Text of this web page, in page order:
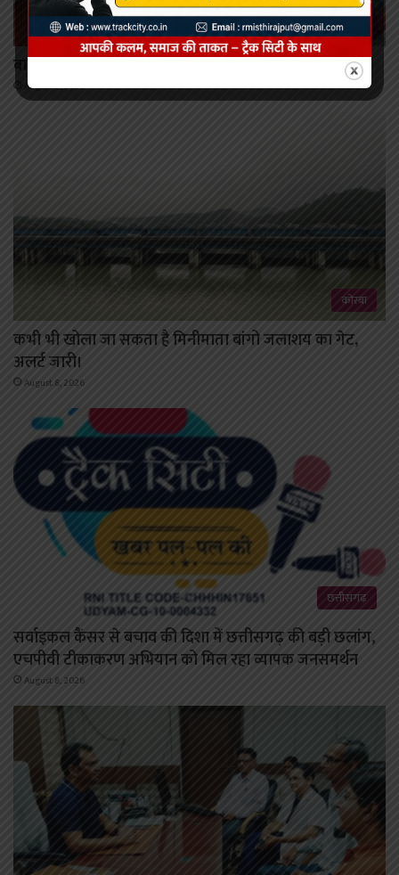
कोरबा
बालको कर रहा है क्षेत्र का चहुंमुखी विकास: लखन लाल देवांगन
August 8, 2026
कोरबा
कभी भी खोला जा सकता है मिनीमाता बांगो जलाशय का गेट,
अलर्ट जारी।
August 8, 2026
छत्तीसगढ़
सर्वाइकल कैंसर से बचाव की दिशा में छत्तीसगढ़ की बड़ी छलांग,
एचपीवी टीकाकरण अभियान को मिल रहा व्यापक जनसमर्थन
August 8, 2026